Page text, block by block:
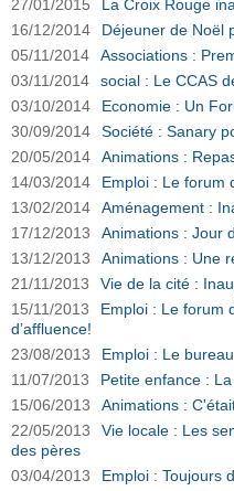
27/01/2015
La Croix Rouge
16/12/2014
Déjeuner de Noël
05/11/2014
Associations :
03/11/2014
social : Le CCAS
03/10/2014
Economie : Un
30/09/2014
Société : Sanary
20/05/2014
Animations :
14/03/2014
Emploi : Le forum
13/02/2014
Aménagement :
17/12/2013
Animations : Jour
13/12/2013
Animations : Une
21/11/2013
Vie de la cité :
15/11/2013
Emploi : Le forum
d’affluence!
23/08/2013
Emploi : Le
11/07/2013
Petite enfance :
15/06/2013
Animations :
22/05/2013
Vie locale : Les
des pères
03/04/2013
Emploi : Toujours